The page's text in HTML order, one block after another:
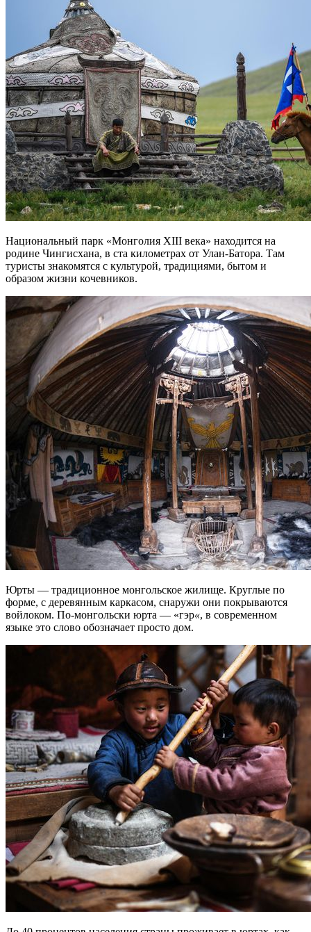
Национальный парк «Монголия XIII века» находится на
родине Чингисхана, в ста километрах от Улан-Батора. Там
туристы знакомятся с культурой, традициями, бытом и
образом жизни кочевников.
Юрты — традиционное монгольское жилище. Круглые по
форме, с деревянным каркасом, снаружи они покрываются
войлоком. По-монгольски юрта — «гэр«, в современном
языке это слово обозначает просто дом.